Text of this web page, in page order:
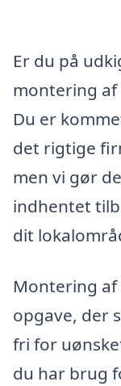
Er du på
montering
Du er
det rigtige
men vi gør
indhentet
dit
Montering
opgave, der
fri for
du har brug